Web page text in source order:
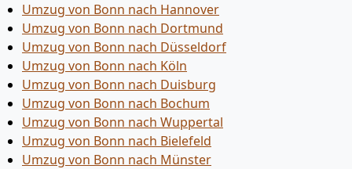
Umzug von Bonn nach Hannover
Umzug von Bonn nach Dortmund
Umzug von Bonn nach Düsseldorf
Umzug von Bonn nach Köln
Umzug von Bonn nach Duisburg
Umzug von Bonn nach Bochum
Umzug von Bonn nach Wuppertal
Umzug von Bonn nach Bielefeld
Umzug von Bonn nach Münster